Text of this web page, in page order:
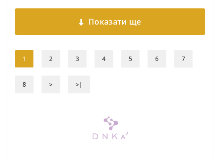
Показати ще
1 2 3 4 5 6 7
8 > >|